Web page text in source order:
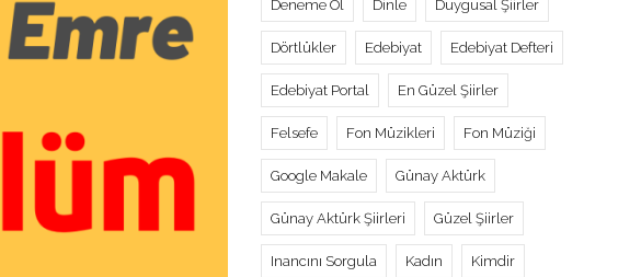
Deneme Ol Dinle Duygusal Şiirler
Dörtlükler Edebiyat Edebiyat Defteri
Edebiyat Portal En Güzel Şiirler
Felsefe Fon Müzikleri Fon Müziği
Google Makale Günay Aktürk
Günay Aktürk Şiirleri Güzel Şiirler
Inancını Sorgula Kadın Kimdir